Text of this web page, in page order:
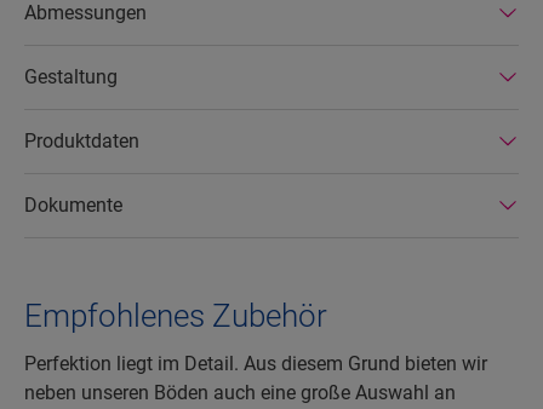
hergestellt werden. Die Laminatböden von Quick-
erweiterte Produktgarantie abgedeckt. Außerdem
entfernen.
Abmessungen
Gestaltung
Produktdaten
Dokumente
Empfohlenes Zubehör
Perfektion liegt im Detail. Aus diesem Grund bieten wir
neben unseren Böden auch eine große Auswahl an